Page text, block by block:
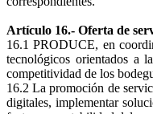
Artículo 16.- Oferta de
16.1 PRODUCE, en
tecnológicos orientados a
competitividad de los
16.2 La promoción de
digitales, implementar